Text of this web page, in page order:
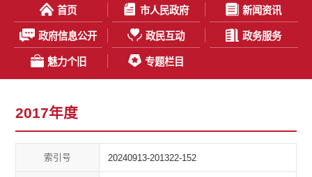
首页 市人民政府 新闻资讯
政府信息公开 政民互动 政务服务
魅力个旧 专题栏目
2017年度
索引号 20240913-201322-152